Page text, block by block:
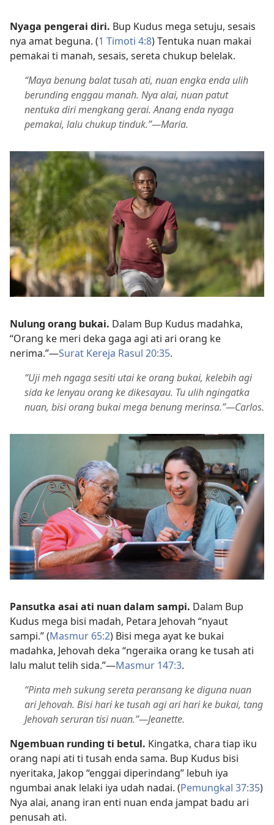
Nyaga pengerai diri. Bup Kudus mega setuju, sesais
nya amat beguna. (1 Timoti 4:8) Tentuka nuan makai
pemakai ti manah, sesais, sereta chukup belelak.
“Maya benung balat tusah ati, nuan engka enda ulih
berunding enggau manah. Nya alai, nuan patut
nentuka diri mengkang gerai. Anang enda nyaga
pemakai, lalu chukup tinduk.”—Maria.
Nulung orang bukai. Dalam Bup Kudus madahka,
“Orang ke meri deka gaga agi ati ari orang ke
nerima.”—Surat Kereja Rasul 20:35.
“Uji meh ngaga sesiti utai ke orang bukai, kelebih agi
sida ke lenyau orang ke dikesayau. Tu ulih ngingatka
nuan, bisi orang bukai mega benung merinsa.”—Carlos.
Pansutka asai ati nuan dalam sampi. Dalam Bup
Kudus mega bisi madah, Petara Jehovah “nyaut
sampi.” (Masmur 65:2) Bisi mega ayat ke bukai
madahka, Jehovah deka “ngeraika orang ke tusah ati
lalu malut telih sida.”—Masmur 147:3.
“Pinta meh sukung sereta peransang ke diguna nuan
ari Jehovah. Bisi hari ke tusah agi ari hari ke bukai, tang
Jehovah seruran tisi nuan.”—Jeanette.
Ngembuan runding ti betul. Kingatka, chara tiap iku
orang napi ati ti tusah enda sama. Bup Kudus bisi
nyeritaka, Jakop “enggai diperindang” lebuh iya
ngumbai anak lelaki iya udah nadai. (Pemungkal 37:35)
Nya alai, anang iran enti nuan enda jampat badu ari
penusah ati.